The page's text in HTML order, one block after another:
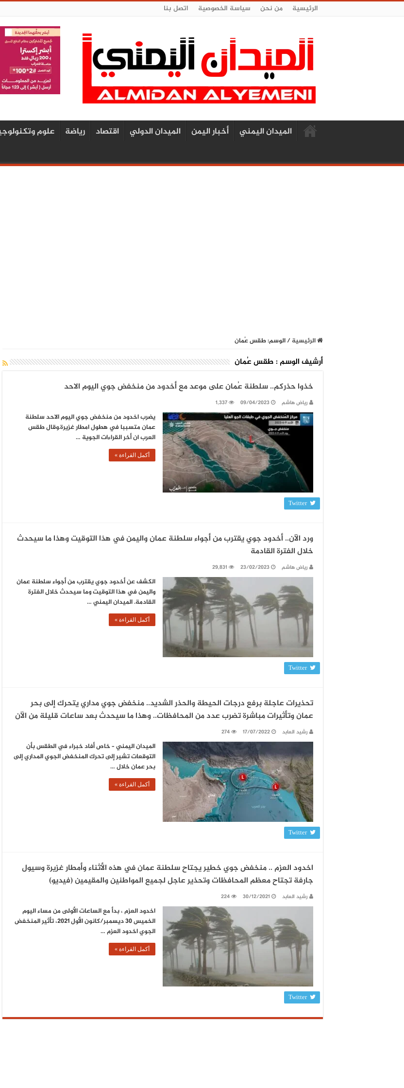
الرئيسية من نحن سياسة الخصوصية اتصل بنا
الميدان اليمني أخبار اليمن الميدان الدولي اقتصاد رياضة علوم
الرئيسية/الوسم:طقس عُمان
أرشيف الوسم : طقس عُمان
خذوا حذركم.. سلطنة عُمان على موعد مع أخدود من منخفض جوي اليوم الاحد
رياض هاشم 09/04/2023
1,337
يضرب اخدود من منخفض جوي اليوم الاحد سلطنة
عمان متسببا في هطول امطار غزيرة.وقال طقس
العرب ان أخر القراءات الجوية …
أكمل القراءة »
Twitter
ورد الآن.. أخدود جوي يقترب من أجواء سلطنة عمان واليمن في هذا التوقيت وهذا ما سيحدث
خلال الفترة القادمة
رياض هاشم 23/02/2023
29,831
الكشف عن أخدود جوي يقترب من أجواء سلطنة عمان
واليمن في هذا التوقيت وما سيحدث خلال الفترة
القادمة. الميدان اليمني …
أكمل القراءة »
Twitter
تحذيرات عاجلة برفع درجات الحيطة والحذر الشديد.. منخفض جوي مداري يتحرك إلى بحر
عمان وتأثيرات مباشرة تضرب عدد من المحافظات.. وهذا ما سيحدث بعد ساعات قليلة من الآن
رشيد العابد 17/07/2022
274
الميدان اليمني – خاص أفاد خبراء في الطقس بأن
التوقعات تشير إلى تحرك المنخفض الجوي المداري إلى
بحر عمان خلال …
أكمل القراءة »
Twitter
اخدود العزم .. ‏منخفض جوي خطير يجتاح سلطنة عمان في هذه الأثناء وأمطار غزيرة وسيول
جارفة تجتاح معظم المحافظات وتحذير عاجل لجميع المواطنين والمقيمين (فيديو)
رشيد العابد 30/12/2021
224
اخدود العزم ، بدأ مع الساعات الأولى من مساء اليوم
الخميس 30 ديسمبر/كانون الأول 2021، تأثير المنخفض
الجوي اخدود العزم …
أكمل القراءة »
Twitter